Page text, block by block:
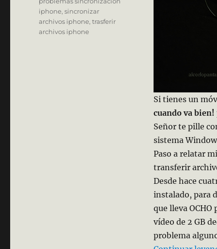
Si tienes un
cuando va bien!
Señor te pille
sistema
Paso a relatar
transferir
Desde hace
instalado, para
que lleva OCHO
vídeo de 2 GB
problema
iphone,sincronizar
archivos iphone,trasferir
archivos iphone